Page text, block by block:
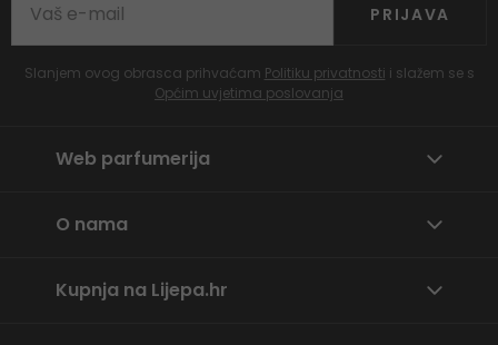
PRIJAVA
Slanjem ovog obrasca prihvaćam Politiku privatnosti i slažem se s
Općim uvjetima poslovanja
Web parfumerija
O nama
Kupnja na Lijepa.hr